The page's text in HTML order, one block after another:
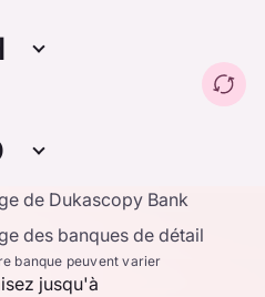
de Dukascopy Bank
des banques de détail
banque peuvent varier
jusqu'à